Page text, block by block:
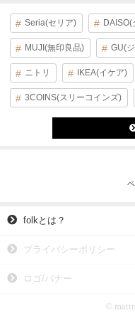
Seria(セリア)
MUJI(無印良品) GU(
ニトリ IKEA(イケア)
3COINS(スリーコインズ)
folkとは？
プライバシーポリシー
ロゴ/バナー
©